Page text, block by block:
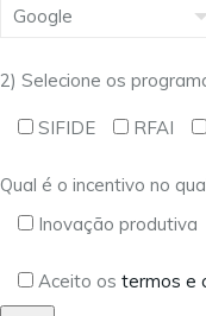
2) Selecione os
SIFIDE RFAI
Qual é o incentivo no
Inovação produtiva
Aceito os termos e